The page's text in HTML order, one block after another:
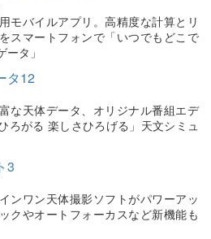
モバイルアプリ。高精度な計算とリ
スマートフォンで「いつでもどこで
タ」
タ12
な天体データ、オリジナル番組エデ
ろがる 楽しさひろげる」天文シミュ
3
ンワン天体撮影ソフトがパワーアッ
クやオートフォーカスなど新機能も